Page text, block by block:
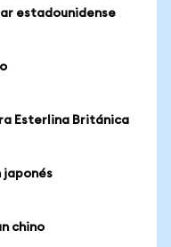
estadounidense
Esterlina Británica
japonés
chino